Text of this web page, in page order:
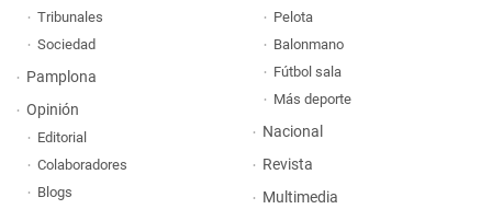
Tribunales
Sociedad
Pamplona
Opinión
Editorial
Colaboradores
Blogs
Pelota
Balonmano
Fútbol sala
Más deporte
Nacional
Revista
Multimedia